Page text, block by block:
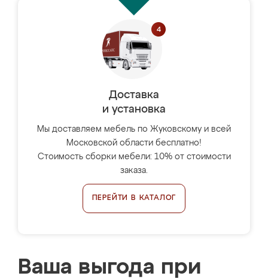
Доставка
и установка
Мы доставляем мебель по Жуковскому и всей
Московской области бесплатно!
Стоимость сборки мебели: 10% от стоимости
заказа.
ПЕРЕЙТИ В КАТАЛОГ
Ваша выгода при